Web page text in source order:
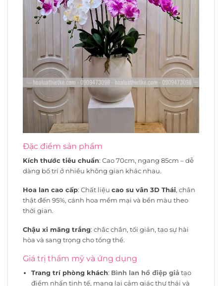
Đặc điểm sản phẩm
Kích thước tiêu chuẩn: Cao 70cm, ngang 85cm – dễ
dàng bố trí ở nhiều không gian khác nhau.
Hoa lan cao cấp: Chất liệu cao su vân 3D Thái, chân
thật đến 95%, cánh hoa mềm mại và bền màu theo
thời gian.
Chậu xi măng trắng: chắc chắn, tối giản, tạo sự hài
hòa và sang trọng cho tổng thể.
Giá trị thẩm mỹ và ứng dụng
Trang trí phòng khách: Bình lan hồ điệp giả tạo
điểm nhấn tinh tế, mang lại cảm giác thư thái và